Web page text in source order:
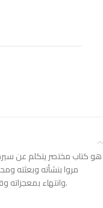
هو كتاب مختصر يتكلم عن
مروا بنشأته وبعثته
وانتهاء بمعجزاته وقبض روحه الشريفه عليه أفضل السلام وأتم التسليم.